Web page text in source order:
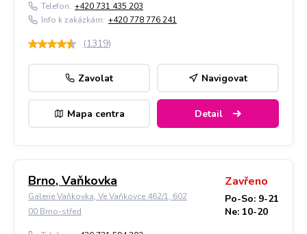
Telefon: +420 731 435 203
Info k zakázkám: +420 778 776 241
(1319)
Zavolat Navigovat
Mapa centra Detail
Brno, Vaňkovka
Galerie Vaňkovka, Ve Vaňkovce 462/1, 602
00 Brno-střed
Zavřeno
Po-So: 9-21
Ne: 10-20